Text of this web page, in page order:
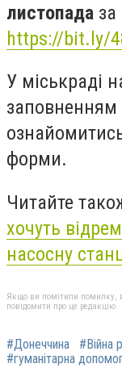
листопада
https://bit.ly/
У міськраді
заповненням
форми.
Читайте
хочуть
насосну
Якщо ви помітили помилку,
повідомити про це редакцію
#Донеччина #Війна
#гуманітарна